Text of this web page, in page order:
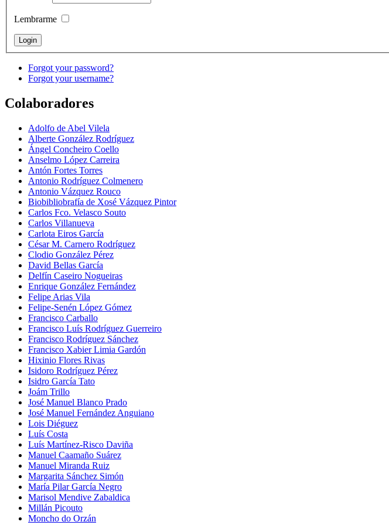
Lembrarme
Forgot your password?
Forgot your username?
Colaboradores
Adolfo de Abel Vilela
Alberte González Rodríguez
Ángel Concheiro Coello
Anselmo López Carreira
Antón Fortes Torres
Antonio Rodríguez Colmenero
Antonio Vázquez Rouco
Biobibliobrafía de Xosé Vázquez Pintor
Carlos Fco. Velasco Souto
Carlos Villanueva
Carlota Eiros García
César M. Carnero Rodríguez
Clodio González Pérez
David Bellas García
Delfín Caseiro Nogueiras
Enrique González Fernández
Felipe Arias Vila
Felipe-Senén López Gómez
Francisco Carballo
Francisco Luís Rodríguez Guerreiro
Francisco Rodríguez Sánchez
Francisco Xabier Limia Gardón
Hixinio Flores Rivas
Isidoro Rodríguez Pérez
Isidro García Tato
Joám Trillo
José Manuel Blanco Prado
José Manuel Fernández Anguiano
Lois Diéguez
Luís Costa
Luís Martínez-Risco Daviña
Manuel Caamaño Suárez
Manuel Miranda Ruiz
Margarita Sánchez Simón
María Pilar García Negro
Marisol Mendive Zabaldica
Millán Picouto
Moncho do Orzán